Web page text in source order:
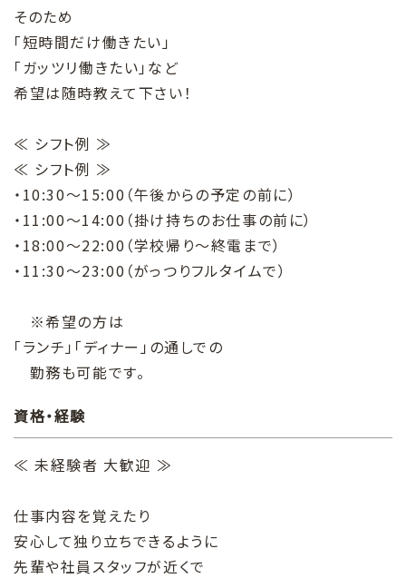
そのため
「短時間だけ働きたい」
「ガッツリ働きたい」など
希望は随時教えて下さい！
≪ シフト例 ≫
≪ シフト例 ≫
・10:30～15:00（午後からの予定の前に）
・11:00～14:00（掛け持ちのお仕事の前に）
・18:00～22:00（学校帰り～終電まで）
・11:30～23:00（がっつりフルタイムで）
※希望の方は
「ランチ」「ディナー」の通しでの
勤務も可能です。
資格・経験
≪ 未経験者 大歓迎 ≫
仕事内容を覚えたり
安心して独り立ちできるように
先輩や社員スタッフが近くで